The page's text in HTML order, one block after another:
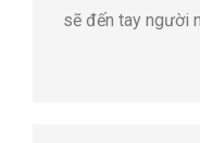
sẽ đến tay người